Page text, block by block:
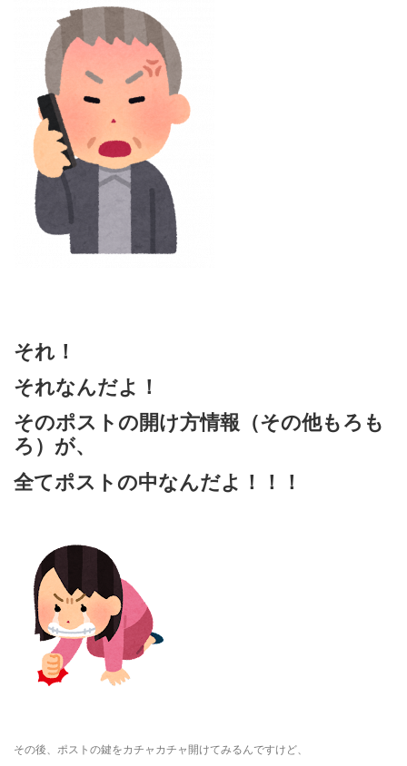
それ！
それなんだよ！
そのポストの開け方情報（その他もろも
ろ）が、
全てポストの中なんだよ！！！
その後、ポストの鍵をカチャカチャ開けてみるんですけど、